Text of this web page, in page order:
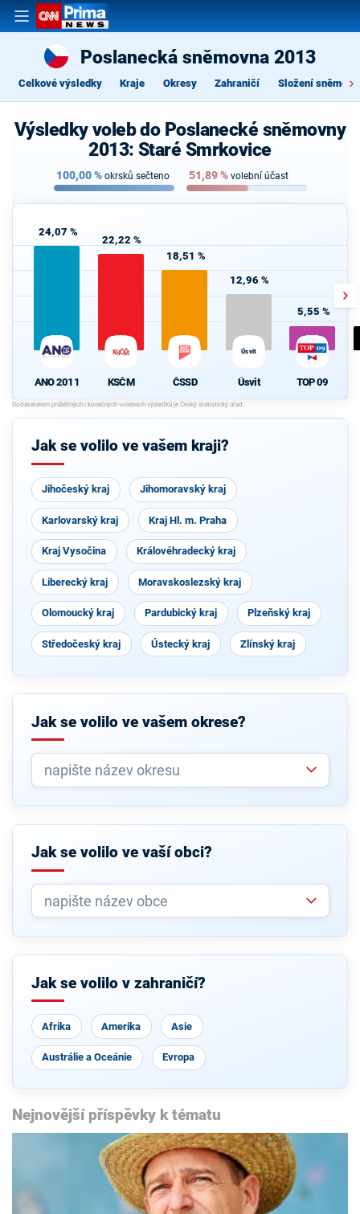
Poslanecká sněmovna 2013
Celkové výsledky Kraje Okresy Zahraničí Složení
Výsledky voleb do Poslanecké sněmovny
2013: Staré Smrkovice
100,00% okrsků sečteno 51,89% volební účast
24,07 %
ANO 2011
22,22 %
KSČM
18,51 %
ČSSD
12,96 %
Úsvit
Úsvit
5,55 %
TOP 09
Jak se volilo ve vašem kraji?
Jihočeský kraj Jihomoravský kraj
Karlovarský kraj Kraj Hl. m. Praha
Kraj Vysočina Královéhradecký kraj
Liberecký kraj Moravskoslezský kraj
Olomoucký kraj Pardubický kraj Plzeňský kraj
Středočeský kraj Ústecký kraj Zlínský kraj
Jak se volilo ve vašem okrese?
Jak se volilo ve vaší obci?
Jak se volilo v zahraničí?
Afrika Amerika Asie
Austrálie a Oceánie Evropa
Nejnovější příspěvky k tématu